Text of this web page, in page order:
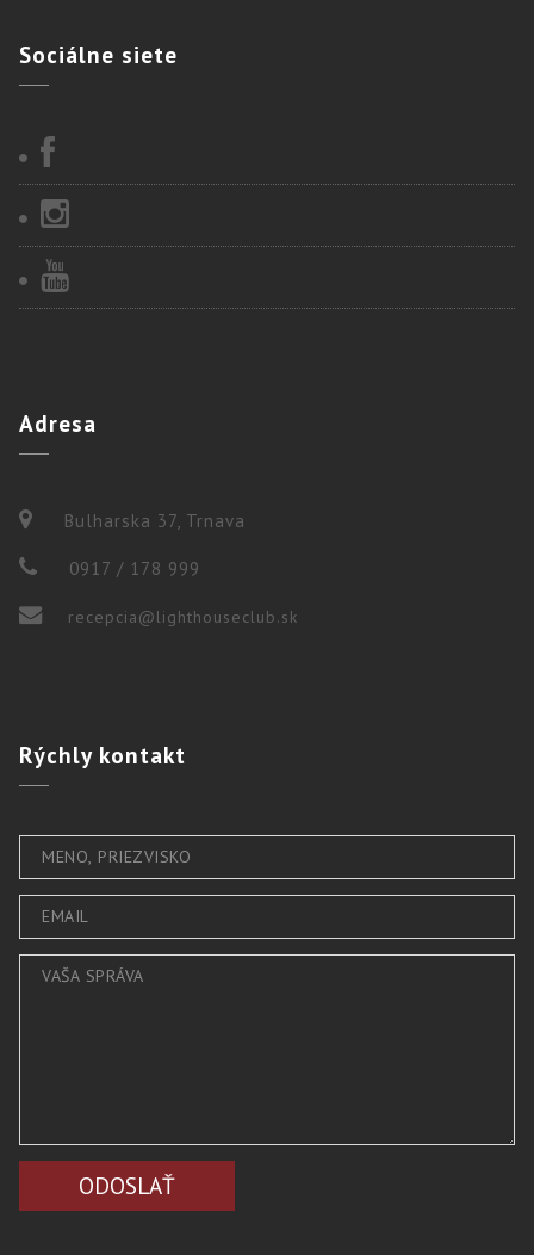
Sociálne siete
Adresa
Bulharska 37, Trnava
0917 / 178 999
recepcia@lighthouseclub.sk
Rýchlykontakt